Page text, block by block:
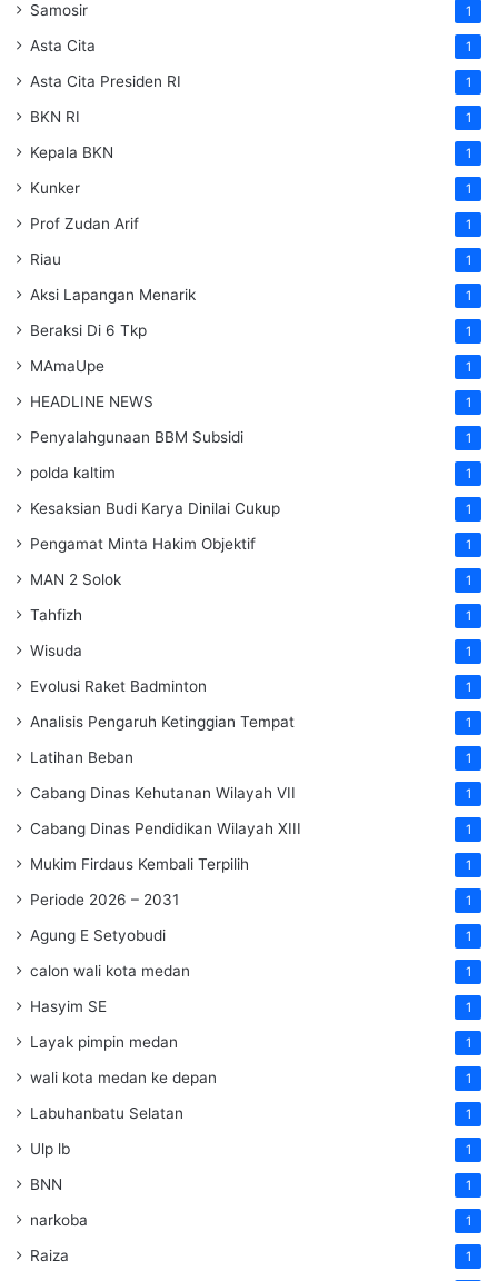
Samosir 1
Asta Cita 1
Asta Cita Presiden RI 1
BKN RI 1
Kepala BKN 1
Kunker 1
Prof Zudan Arif 1
Riau 1
Aksi Lapangan Menarik 1
Beraksi Di 6 Tkp 1
MAmaUpe 1
HEADLINE NEWS 1
Penyalahgunaan BBM Subsidi 1
polda kaltim 1
Kesaksian Budi Karya Dinilai Cukup 1
Pengamat Minta Hakim Objektif 1
MAN 2 Solok 1
Tahfizh 1
Wisuda 1
Evolusi Raket Badminton 1
Analisis Pengaruh Ketinggian Tempat 1
Latihan Beban 1
Cabang Dinas Kehutanan Wilayah VII 1
Cabang Dinas Pendidikan Wilayah XIII 1
Mukim Firdaus Kembali Terpilih 1
Periode 2026 – 2031 1
Agung E Setyobudi 1
calon wali kota medan 1
Hasyim SE 1
Layak pimpin medan 1
wali kota medan ke depan 1
Labuhanbatu Selatan 1
Ulp lb 1
BNN 1
narkoba 1
Raiza 1